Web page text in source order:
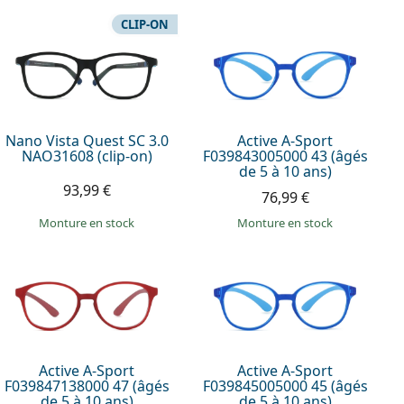
Nano Vista Quest SC 3.0
NAO31608 (clip-on)
CLIP-ON
93,99 €
Monture en stock
Active A-Sport
F039843005000 43 (âgés
de 5 à 10 ans)
76,99 €
Monture en stock
Active A-Sport
F039847138000 47 (âgés
Active A-Sport
F039845005000 45 (âgés